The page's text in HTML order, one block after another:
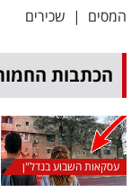
המסים | שכירים
הכתבות
עסקאות השבוע בנדל"ן